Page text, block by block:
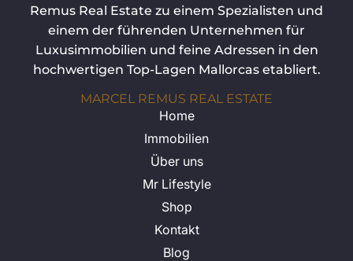
Remus Real Estate zu einem Spezialisten und
einem der führenden Unternehmen für
Luxusimmobilien und feine Adressen in den
hochwertigen Top-Lagen Mallorcas etabliert.
MARCEL REMUS REAL ESTATE
Home
Immobilien
Über uns
Mr Lifestyle
Shop
Kontakt
Blog